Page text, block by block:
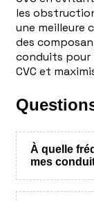
les
une meilleure
des
conduits pour
CVC et
À quelle
mes